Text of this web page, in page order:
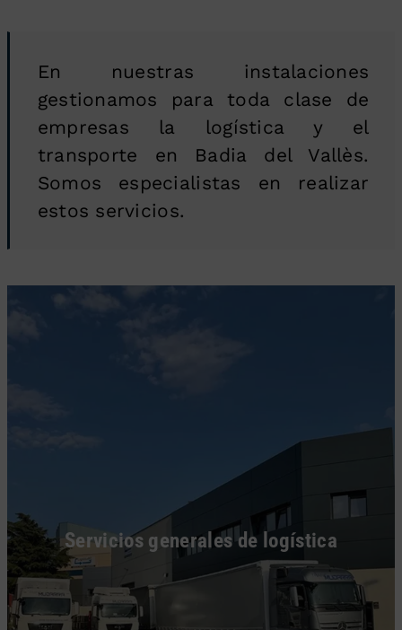
En nuestras instalaciones
gestionamos para toda clase de
empresas la logística y el
transporte en Badia del Vallès.
Somos especialistas en realizar
estos servicios.
Servicios generales de logística